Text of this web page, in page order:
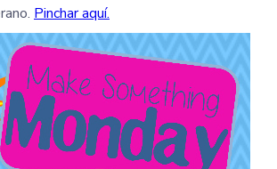
Pinchar aquí.